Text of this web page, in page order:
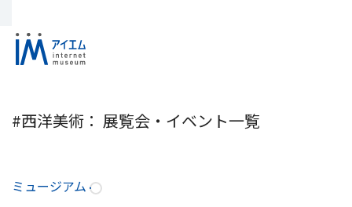
#西洋美術： 展覧会・イベント一覧
ミュージアム